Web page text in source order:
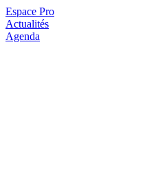
Espace Pro
Actualités
Agenda